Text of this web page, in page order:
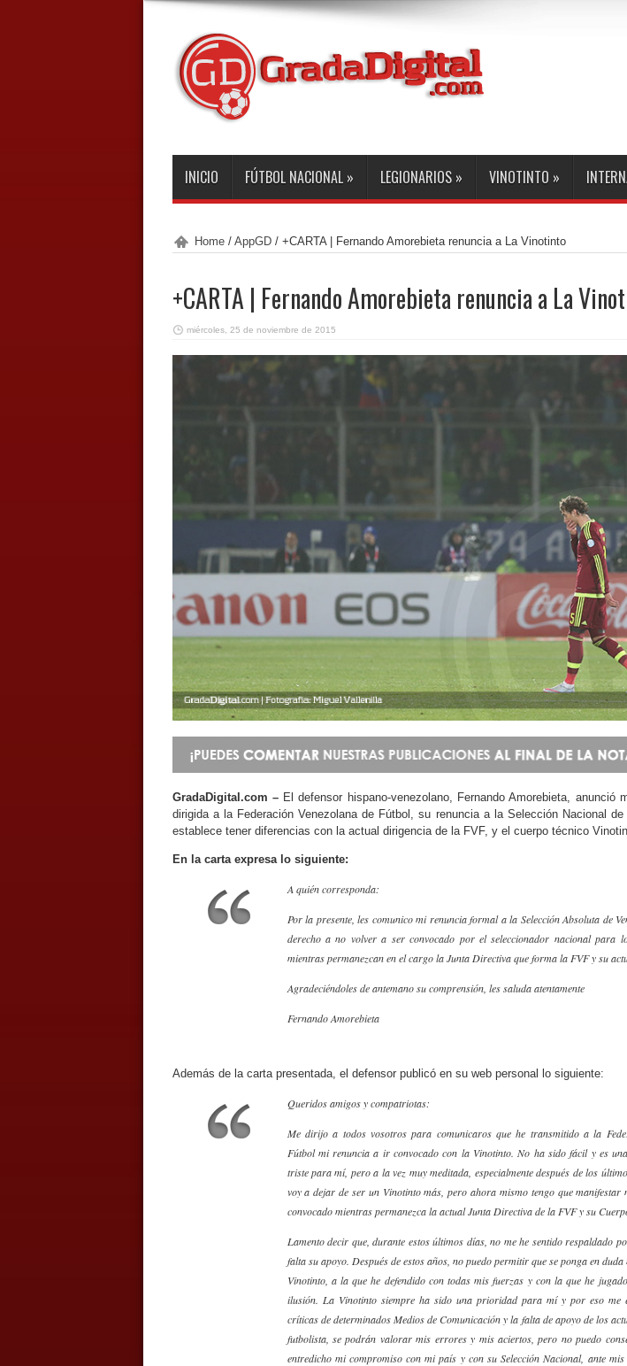
INICIO FÚTBOL NACIONAL » LEGIONARIOS » VINOTINTO »
Home/ AppGD/ +CARTA | Fernando Amorebieta renuncia a La Vinotinto
+CARTA | Fernando Amorebieta renuncia a La
miércoles, 25 de noviembre de 2015
GradaDigital.com –El defensor hispano-venezolano, Fernando Amorebieta, anunció
dirigida a la Federación Venezolana de Fútbol, su renuncia a la Selección Nacional de
establece tener diferencias con la actual dirigencia de la FVF, y el cuerpo técnico
En la carta expresa lo siguiente:
A quién corresponda:
Por la presente, les comunico mi renuncia formal a la Selección Absoluta de
derecho a no volver a ser convocado por el seleccionador nacional para
mientras permanezcan en el cargo la Junta Directiva que forma la FVF y su
Agradeciéndoles de antemano su comprensión, les saluda atentamente
Fernando Amorebieta
Además de la carta presentada, el defensor publicó en su web personal lo siguiente:
Queridos amigos y compatriotas:
Me dirijo a todos vosotros para comunicaros que he transmitido a la
Fútbol mi renuncia a ir convocado con la Vinotinto. No ha sido fácil y es
triste para mí, pero a la vez muy meditada, especialmente después de los
voy a dejar de ser un Vinotinto más, pero ahora mismo tengo que manifestar
convocado mientras permanezca la actual Junta Directiva de la FVF y su
Lamento decir que, durante estos últimos días, no me he sentido respaldado
falta su apoyo. Después de estos años, no puedo permitir que se ponga en
Vinotinto, a la que he defendido con todas mis fuerzas y con la que he
ilusión. La Vinotinto siempre ha sido una prioridad para mí y por eso me
críticas de determinados Medios de Comunicación y la falta de apoyo de los
futbolista, se podrán valorar mis errores y mis aciertos, pero no puedo
entredicho mi compromiso con mi país y con su Selección Nacional, ante